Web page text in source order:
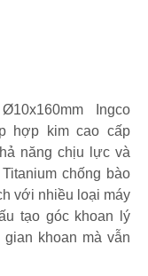
Ingco
hợp kim cao cấp
năng chịu lực và
chống bào
với nhiều loại máy
tạo góc khoan lý
khoan mà vẫn